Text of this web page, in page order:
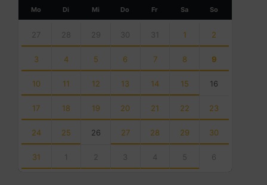
Month
Mo Di Mi Do Fr Sa So
calendar
days
27 28 29 30 31 1 2
3 4 5 6 7 8 9
10 11 12 13 14 15 16
17 18 19 20 21 22 23
24 25 26 27 28 29 30
31 1 2 3 4 5 6